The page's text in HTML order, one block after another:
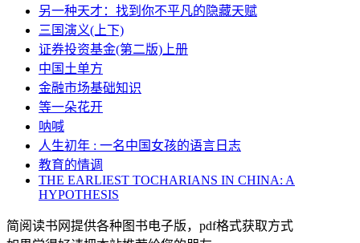
另一种天才：找到你不平凡的隐藏天赋
三国演义(上下)
证券投资基金(第二版)上册
中国土单方
金融市场基础知识
等一朵花开
呐喊
人生初年 : 一名中国女孩的语言日志
教育的情调
THE EARLIEST TOCHARIANS IN CHINA: A
HYPOTHESIS
简阅读书网提供各种图书电子版，pdf格式获取方式